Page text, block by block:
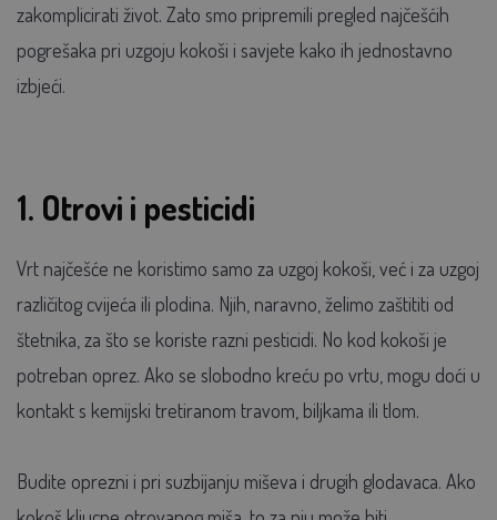
zakomplicirati život. Zato smo pripremili pregled najčešćih
pogrešaka pri uzgoju kokoši i savjete kako ih jednostavno
izbjeći.
1. Otrovi i pesticidi
Vrt najčešće ne koristimo samo za uzgoj kokoši, već i za uzgoj
različitog cvijeća ili plodina. Njih, naravno, želimo zaštititi od
štetnika, za što se koriste razni pesticidi. No kod kokoši je
potreban oprez. Ako se slobodno kreću po vrtu, mogu doći u
kontakt s kemijski tretiranom travom, biljkama ili tlom.
Budite oprezni i pri suzbijanju miševa i drugih glodavaca. Ako